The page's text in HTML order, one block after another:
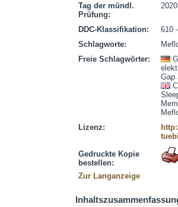
Tag der mündl.
Prüfung:
DDC-Klassifikation:
610
Schlagworte:
Freie Schlagwörter:
Gap
Lizenz:
Gedruckte Kopie
bestellen:
Zur Langanzeige